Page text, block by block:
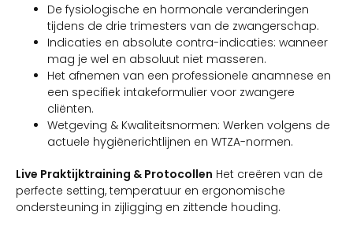
De fysiologische en hormonale veranderingen
tijdens de drie trimesters van de zwangerschap.
Indicaties en absolute contra-indicaties: wanneer
mag je wel en absoluut niet masseren.
Het afnemen van een professionele anamnese en
een specifiek intakeformulier voor zwangere
cliënten.
Wetgeving & Kwaliteitsnormen: Werken volgens de
actuele hygiënerichtlijnen en WTZA-normen.
Live Praktijktraining & Protocollen Het creëren van de
perfecte setting, temperatuur en ergonomische
ondersteuning in zijligging en zittende houding.